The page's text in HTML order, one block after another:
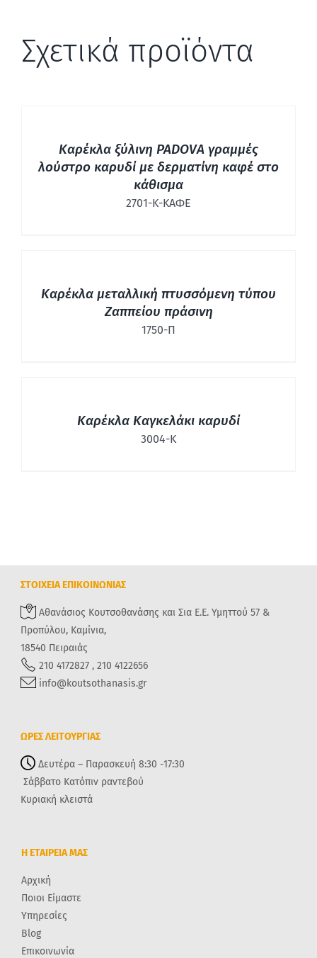
Σχετικά προϊόντα
Καρέκλα ξύλινη PADOVA γραμμές
λούστρο καρυδί με δερματίνη καφέ στο
κάθισμα
2701-Κ-ΚΑΦΕ
Καρέκλα μεταλλική πτυσσόμενη τύπου
Ζαππείου πράσινη
1750-Π
Καρέκλα Καγκελάκι καρυδί
3004-Κ
ΣΤΟΙΧΕΙΑ ΕΠΙΚΟΙΝΩΝΙΑΣ
Αθανάσιος Κουτσοθανάσης και Σια Ε.Ε. Υμηττού 57 &
Προπύλου, Καμίνια,
18540 Πειραιάς
210 4172827 , 210 4122656
info@koutsothanasis.gr
ΩΡΕΣ ΛΕΙΤΟΥΡΓΙΑΣ
Δευτέρα – Παρασκευή 8:30 -17:30
Σάββατο Κατόπιν ραντεβού
Κυριακή κλειστά
Η ΕΤΑΙΡΕΙΑ ΜΑΣ
Αρχική
Ποιοι Είμαστε
Υπηρεσίες
Blog
Επικοινωνία